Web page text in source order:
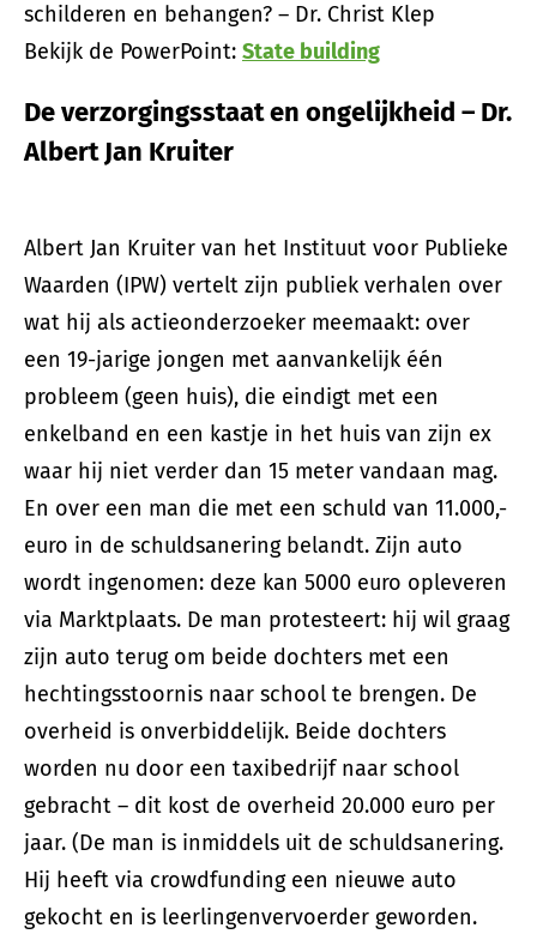
schilderen en behangen? – Dr. Christ Klep
Bekijk de PowerPoint: State building
De verzorgingsstaat en ongelijkheid – Dr.
Albert Jan Kruiter
Albert Jan Kruiter van het Instituut voor Publieke
Waarden (IPW) vertelt zijn publiek verhalen over
wat hij als actieonderzoeker meemaakt: over
een 19-jarige jongen met aanvankelijk één
probleem (geen huis), die eindigt met een
enkelband en een kastje in het huis van zijn ex
waar hij niet verder dan 15 meter vandaan mag.
En over een man die met een schuld van 11.000,-
euro in de schuldsanering belandt. Zijn auto
wordt ingenomen: deze kan 5000 euro opleveren
via Marktplaats. De man protesteert: hij wil graag
zijn auto terug om beide dochters met een
hechtingsstoornis naar school te brengen. De
overheid is onverbiddelijk. Beide dochters
worden nu door een taxibedrijf naar school
gebracht – dit kost de overheid 20.000 euro per
jaar. (De man is inmiddels uit de schuldsanering.
Hij heeft via crowdfunding een nieuwe auto
gekocht en is leerlingenvervoerder geworden.